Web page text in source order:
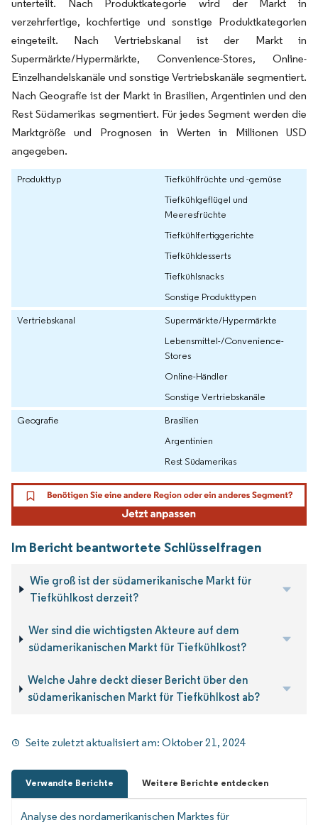
unterteilt. Nach Produktkategorie wird der Markt in
verzehrfertige, kochfertige und sonstige Produktkategorien
eingeteilt. Nach Vertriebskanal ist der Markt in
Supermärkte/Hypermärkte, Convenience-Stores, Online-
Einzelhandelskanäle und sonstige Vertriebskanäle segmentiert.
Nach Geografie ist der Markt in Brasilien, Argentinien und den
Rest Südamerikas segmentiert. Für jedes Segment werden die
Marktgröße und Prognosen in Werten in Millionen USD
angegeben.
Produkttyp
Tiefkühlfrüchte und -gemüse
Tiefkühlgeflügel und
Meeresfrüchte
Tiefkühlfertiggerichte
Tiefkühldesserts
Tiefkühlsnacks
Sonstige Produkttypen
Vertriebskanal
Supermärkte/Hypermärkte
Lebensmittel-/Convenience-
Stores
Online-Händler
Sonstige Vertriebskanäle
Geografie
Brasilien
Argentinien
Rest Südamerikas
Im Bericht beantwortete Schlüsselfragen
Wie groß ist der südamerikanische Markt für
Tiefkühlkost derzeit?
Wer sind die wichtigsten Akteure auf dem
südamerikanischen Markt für Tiefkühlkost?
Welche Jahre deckt dieser Bericht über den
südamerikanischen Markt für Tiefkühlkost ab?
Seite zuletzt aktualisiert am:Oktober 21, 2024
Verwandte Berichte Weitere Berichte entdecken
Analyse des nordamerikanischen Marktes für